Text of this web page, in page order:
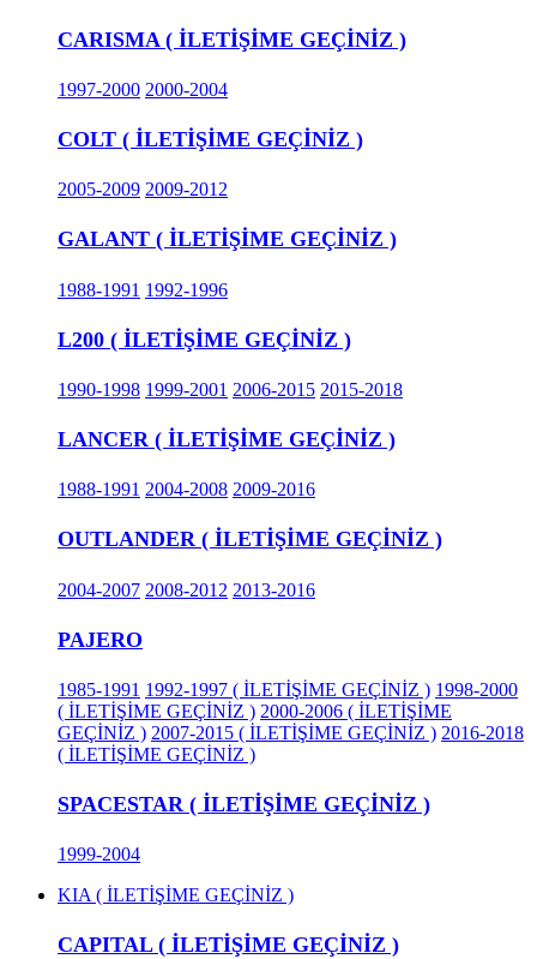
CARISMA ( İLETİŞİME GEÇİNİZ )
1997-2000 2000-2004
COLT ( İLETİŞİME GEÇİNİZ )
2005-2009 2009-2012
GALANT ( İLETİŞİME GEÇİNİZ )
1988-1991 1992-1996
L200 ( İLETİŞİME GEÇİNİZ )
1990-1998 1999-2001 2006-2015 2015-2018
LANCER ( İLETİŞİME GEÇİNİZ )
1988-1991 2004-2008 2009-2016
OUTLANDER ( İLETİŞİME GEÇİNİZ )
2004-2007 2008-2012 2013-2016
PAJERO
1985-1991 1992-1997 ( İLETİŞİME GEÇİNİZ ) 1998-2000
( İLETİŞİME GEÇİNİZ ) 2000-2006 ( İLETİŞİME
GEÇİNİZ ) 2007-2015 ( İLETİŞİME GEÇİNİZ ) 2016-2018
( İLETİŞİME GEÇİNİZ )
SPACESTAR ( İLETİŞİME GEÇİNİZ )
1999-2004
KIA ( İLETİŞİME GEÇİNİZ )
CAPITAL ( İLETİŞİME GEÇİNİZ )